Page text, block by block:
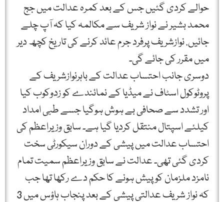
حوالے کردی گئیں جس کے بعد کمرہ عدالت میں جج
محمد بشیر نے نواز شریف سے مکالمہ کیا کہ آپ چلے
جائیں. نوازشریف پرفرد جرم عائد کرنے کی تاریخ کچھ دیر
میں مقرر کی جائے گی۔
دوسری جانب احتساب عدالت کے باہرنوازشریف کے
پروٹوکول اسٹاف نے میڈیا کے نمائندے کو زدوکوب کیا
اور تشدد سے صحافی بے ہوش ہوگیا جسے طبی امداد
کیلئے اسپتال منتقل کردیا گیا ہے۔ سابق وزیراعظم کی
احتساب عدالت میں پیشی کے دوران سیکورٹی سخت
کردی گئی تھی۔ عدالت نے سابق وزیراعظم سمیت تمام
نامزد ملزمان کو پیش ہونے کا حکم دے رکھا تھا جب
کہ نواز شریف عدالتی پیشی کے بعد پنجاب ہاؤس میں 3